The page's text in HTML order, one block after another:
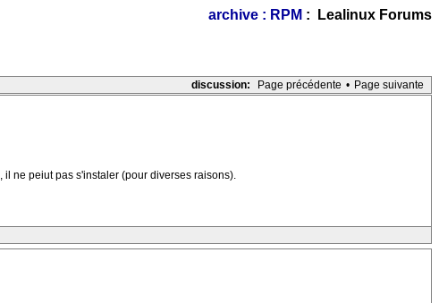
archive : RPM : Lealinux Forums
discussion:
Page précédente • Page suivante
ne peiut pas s'instaler (pour diverses raisons).